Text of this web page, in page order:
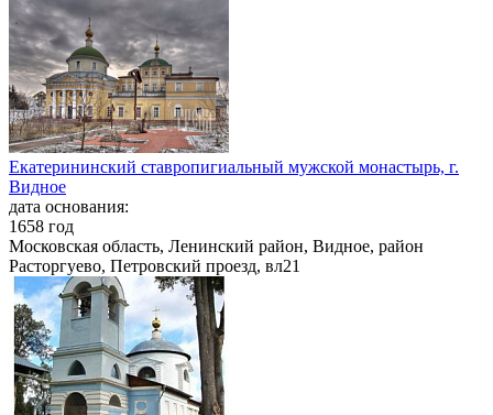
Екатерининский ставропигиальный мужской монастырь, г.
Видное
дата основания:
1658 год
Московская область, Ленинский район, Видное, район
Расторгуево, Петровский проезд, вл21